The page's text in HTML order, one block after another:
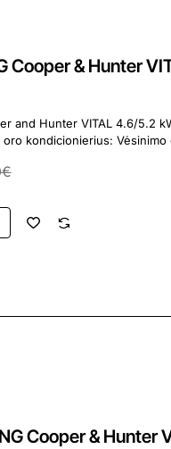
Cooper & Hunter
VITAL 4.6/5.2 kW oro
gamintojo VITAL serijos oro kondicionierius:
Cooper & Hunter